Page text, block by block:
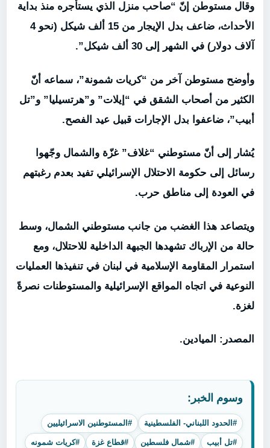
وقال مستوطن إنّ “صاحب منزل الذي يستأجره منذ بداية
الأحداث، ضاعف بدل الإيجار من 15 ألف شيكل (نحو 4
آلاف دولار) في الشهر إلى 30 ألف شيكل”.
وأوضح مستوطن آخر من “كريات شمونة”، سماعه أنّ
الكثير من أصحاب الشقق في “إيلات” و”هرتسيليا” و”تل
أبيب”، ضاعفوا بدل الإجارات قبيل عيد الفصح.
يُشار إلى أنّ مستوطني “غلاف” غزّة والشمال وجّهوا
رسائل إلى حكومة الاحتلال الإسرائيلي تفيد بعدم رغبتهم
في العودة إلى مناطق حرب.
ويتصاعد هذا الغضب من جانب مستوطني الشمال، وسط
حالة من الإرباك تشهدها الجبهة الداخلية للاحتلال، ومع
استمرار المقاومة الإسلامية في لبنان في تنفيذها العمليات
النوعية في اتجاه المواقع الإسرائيلية والمستوطنات نصرةً
لغزة.
المصدر: الميادين.
وسوم الخبر:
#الحدود اللبناني- الفلسطينية #المستوطنين الاسرائيليين
#تل أبيب #شمال فلسطين #قطاع غزة #كريات شمونه